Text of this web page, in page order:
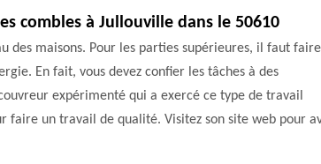
combles à Jullouville dans le 50610
des maisons. Pour les parties supérieures, il faut faire
En fait, vous devez confier les tâches à des
expérimenté qui a exercé ce type de travail
faire un travail de qualité. Visitez son site web pour